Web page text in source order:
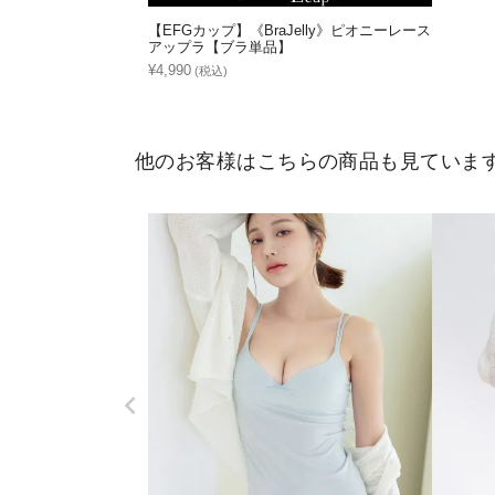
【EFGカップ】《BraJelly》ピオニーレース
アップラ【ブラ単品】
¥4,990 (税込)
他のお客様はこちらの商品も見ていま